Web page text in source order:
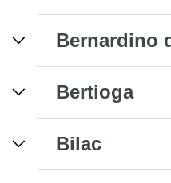
Bernardino
Bertioga
Bilac